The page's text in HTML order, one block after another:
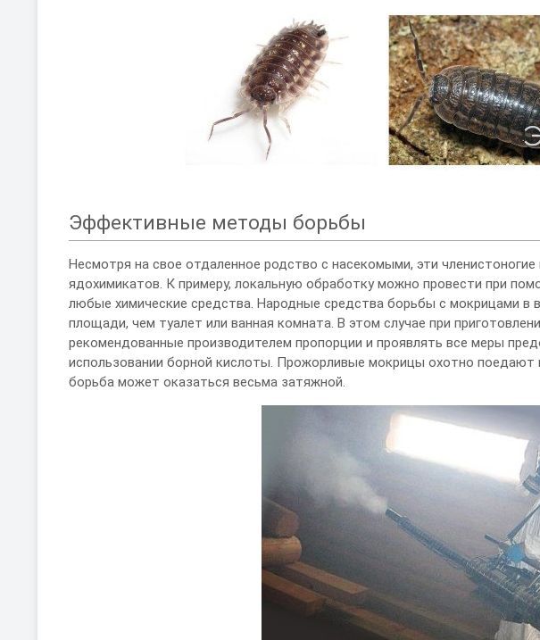
Эффективные методы борьбы
Несмотря на свое отдаленное родство с насекомыми, эти
ядохимикатов. К примеру, локальную обработку можно провести при
любые химические средства. Народные средства борьбы с мокрицами в
площади, чем туалет или ванная комната. В этом случае при
рекомендованные производителем пропорции и проявлять все меры
использовании борной кислоты. Прожорливые мокрицы охотно поедают
борьба может оказаться весьма затяжной.